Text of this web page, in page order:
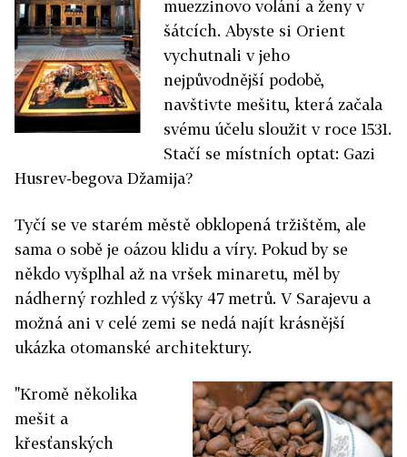
muezzinovo volání a ženy v
šátcích. Abyste si Orient
vychutnali v jeho
nejpůvodnější podobě,
navštivte mešitu, která začala
svému účelu sloužit v roce 1531.
Stačí se místních optat: Gazi
Husrev-begova Džamija?
Tyčí se ve starém městě obklopená tržištěm, ale
sama o sobě je oázou klidu a víry. Pokud by se
někdo vyšplhal až na vršek minaretu, měl by
nádherný rozhled z výšky 47 metrů. V Sarajevu a
možná ani v celé zemi se nedá najít krásnější
ukázka otomanské architektury.
"Kromě několika
mešit a
křesťanských